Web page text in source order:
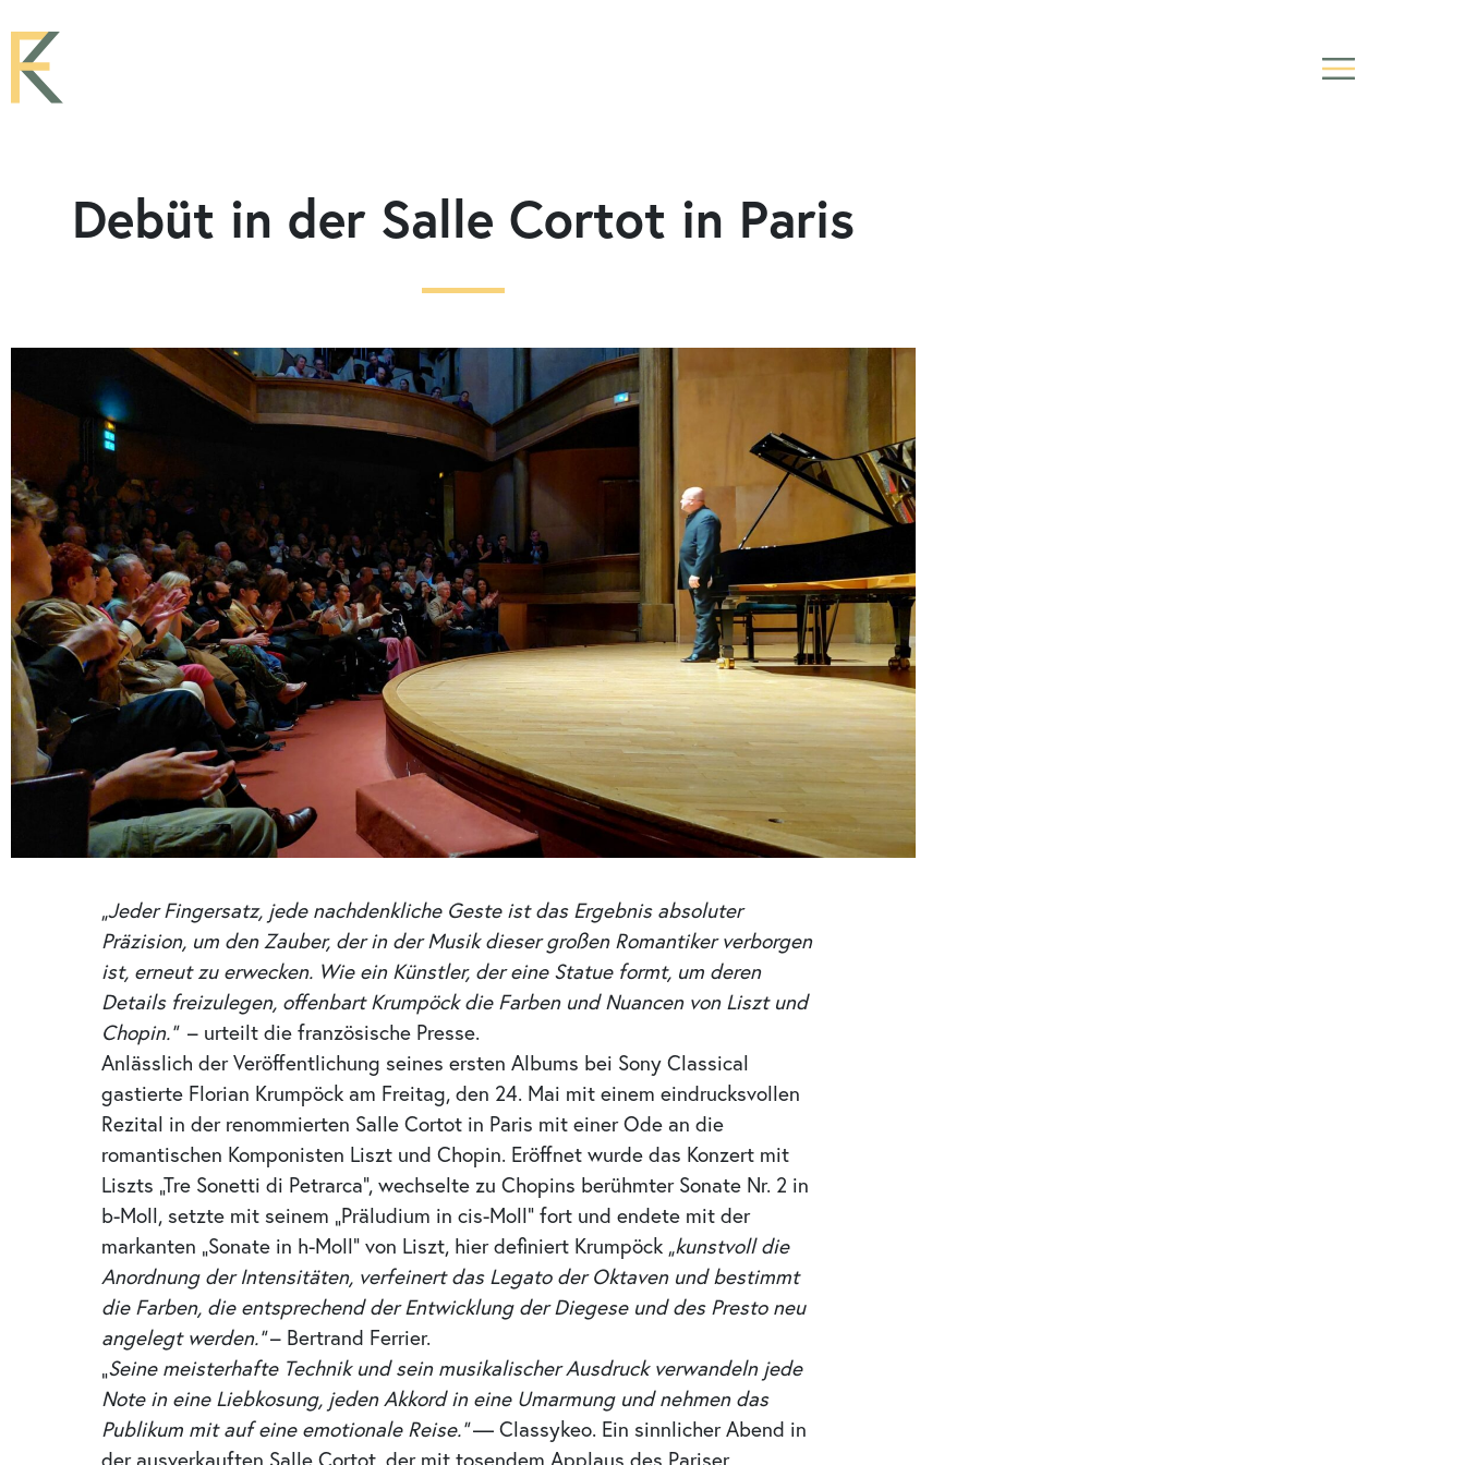
Debüt in der Salle Cortot in Paris
„Jeder Fingersatz, jede nachdenkliche Geste ist das Ergebnis absoluter
Präzision, um den Zauber, der in der Musik dieser großen Romantiker verborgen
ist, erneut zu erwecken. Wie ein Künstler, der eine Statue formt, um deren
Details freizulegen, offenbart Krumpöck die Farben und Nuancen von Liszt und
Chopin.“– urteilt die französische Presse.
Anlässlich der Veröffentlichung seines ersten Albums bei Sony Classical
gastierte Florian Krumpöck am Freitag, den 24. Mai mit einem eindrucksvollen
Rezital in der renommierten Salle Cortot in Paris mit einer Ode an die
romantischen Komponisten Liszt und Chopin. Eröffnet wurde das Konzert mit
Liszts „Tre Sonetti di Petrarca“, wechselte zu Chopins berühmter Sonate Nr. 2 in
b-Moll, setzte mit seinem „Präludium in cis-Moll“ fort und endete mit der
markanten „Sonate in h-Moll“ von Liszt, hier definiert Krumpöck „kunstvoll die
Anordnung der Intensitäten, verfeinert das Legato der Oktaven und bestimmt
die Farben, die entsprechend der Entwicklung der Diegese und des Presto neu
angelegt werden.“– Bertrand Ferrier.
„Seine meisterhafte Technik und sein musikalischer Ausdruck verwandeln jede
Note in eine Liebkosung, jeden Akkord in eine Umarmung und nehmen das
Publikum mit auf eine emotionale Reise.“— Classykeo. Ein sinnlicher Abend in
der ausverkauften Salle Cortot, der mit tosendem Applaus des Pariser